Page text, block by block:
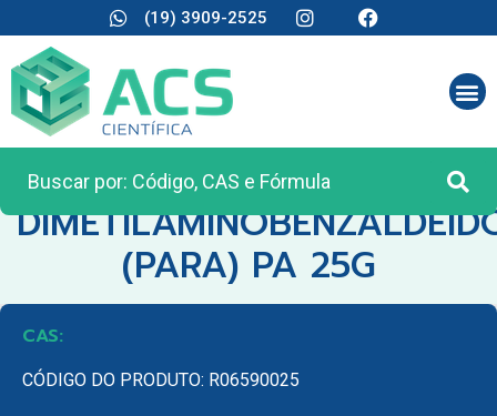
(19) 3909-2525
CATEGORIA:REAGENTES ANALÍTICOS
(PARA) PA 25G
CAS:
CÓDIGO DO PRODUTO: R06590025